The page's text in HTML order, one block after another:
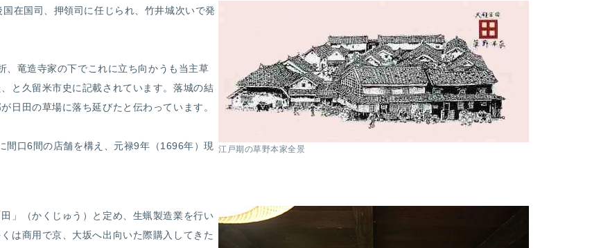
江戸期の草野本家全景
在国司、押領司に任じられ、竹井城次いで発
竜造寺家の下でこれに立ち向かうも当主草
と久留米市史に記載されています。落城の結
日田の草場に落ち延びたと伝わっています。
口6間の店舗を構え、元禄9年（1696年）現
」（かくじゅう）と定め、生蝋製造業を行い
は商用で京、大坂へ出向いた際購入してきた